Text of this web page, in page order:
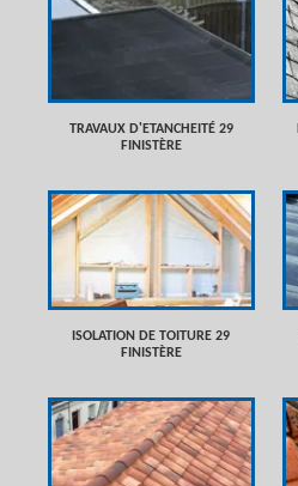
TRAVAUX D'ETANCHEITÉ 29
FINISTÈRE
ISOLATION DE TOITURE 29
FINISTÈRE